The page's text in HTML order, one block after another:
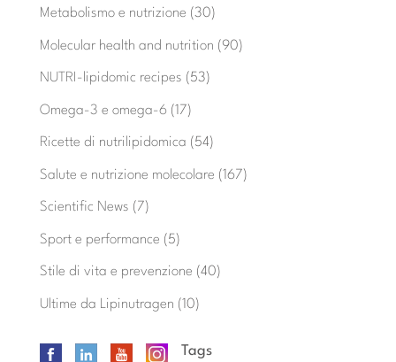
Metabolismo e nutrizione (30)
Molecular health and nutrition (90)
NUTRI-lipidomic recipes (53)
Omega-3 e omega-6(17)
Ricette di nutrilipidomica (54)
Salute e nutrizione molecolare (167)
Scientific News (7)
Sport e performance (5)
Stile di vita e prevenzione (40)
Ultime da Lipinutragen (10)
Tags